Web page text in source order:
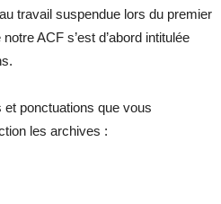
travail suspendue lors du premier
ACF s’est d’abord intitulée
ponctuations que vous
les archives :